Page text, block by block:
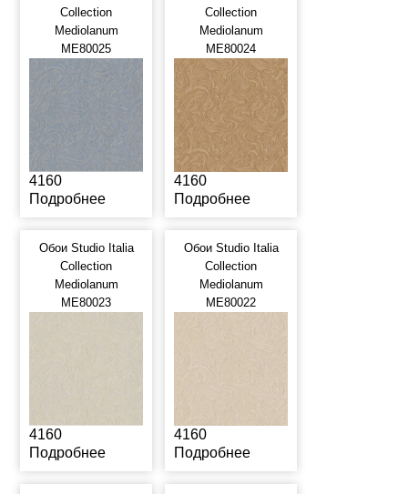
Collection
Mediolanum
ME80025
4160
Подробнее
Collection
Mediolanum
ME80024
4160
Подробнее
Обои Studio Italia
Collection
Mediolanum
ME80023
4160
Подробнее
Обои Studio Italia
Collection
Mediolanum
ME80022
4160
Подробнее